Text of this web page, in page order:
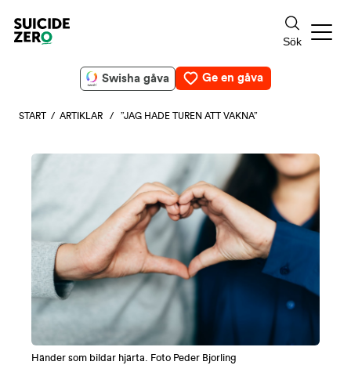
Swisha gåva Ge en gåva
START / ARTIKLAR / ”JAG HADE TUREN ATT VAKNA”
Händer som bildar hjärta. Foto Peder Bjorling